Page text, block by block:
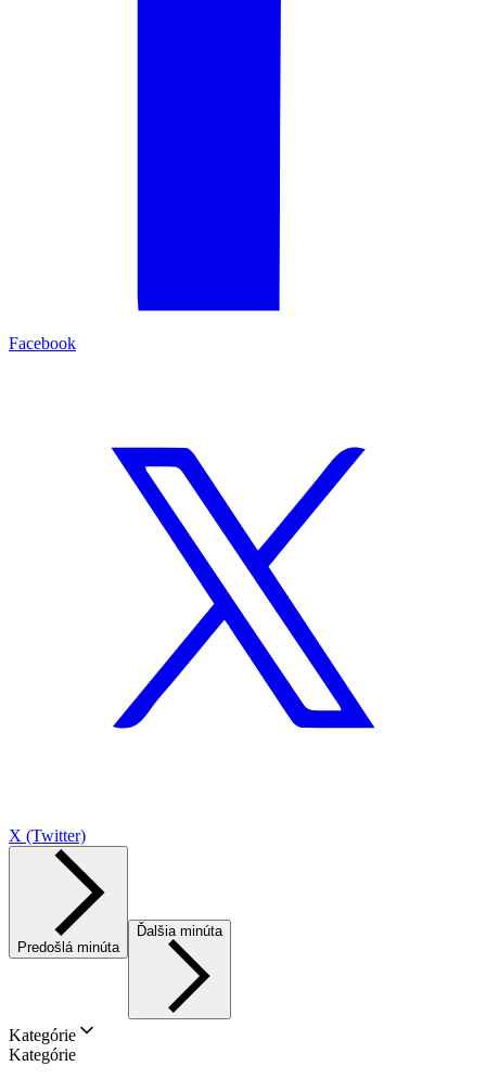
Facebook
X (Twitter)
Predošlá minúta
Ďalšia minúta
Kategórie
Kategórie